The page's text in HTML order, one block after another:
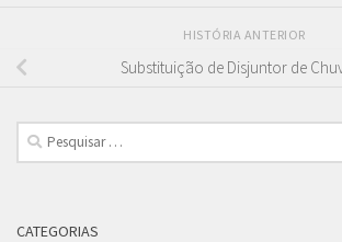
HISTÓRIA ANTERIOR
Substituição de Disjuntor de
Pesquisar
por:
CATEGORIAS